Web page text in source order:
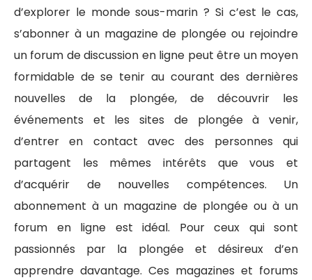
d’explorer le monde sous-marin ? Si c’est le cas,
s’abonner à un magazine de plongée ou rejoindre
un forum de discussion en ligne peut être un moyen
formidable de se tenir au courant des dernières
nouvelles de la plongée, de découvrir les
événements et les sites de plongée à venir,
d’entrer en contact avec des personnes qui
partagent les mêmes intérêts que vous et
d’acquérir de nouvelles compétences. Un
abonnement à un magazine de plongée ou à un
forum en ligne est idéal. Pour ceux qui sont
passionnés par la plongée et désireux d’en
apprendre davantage. Ces magazines et forums